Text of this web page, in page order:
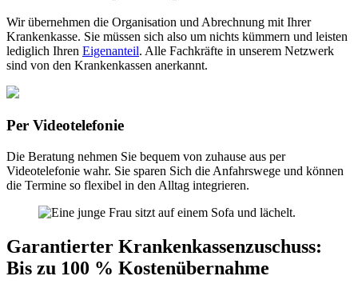
Wir übernehmen die Organisation und Abrechnung mit Ihrer
Krankenkasse. Sie müssen sich also um nichts kümmern und leisten
lediglich Ihren Eigenanteil. Alle Fachkräfte in unserem Netzwerk
sind von den Krankenkassen anerkannt.
Per Videotelefonie
Die Beratung nehmen Sie bequem von zuhause aus per
Videotelefonie wahr. Sie sparen Sich die Anfahrswege und können
die Termine so flexibel in den Alltag integrieren.
Garantierter Krankenkassenzuschuss:
Bis zu 100 % Kostenübernahme